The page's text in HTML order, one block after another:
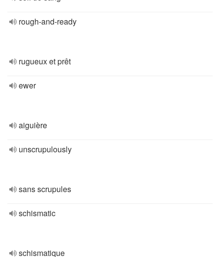
rough-and-ready
rugueux et prêt
ewer
aiguière
unscrupulously
sans scrupules
schismatic
schismatique